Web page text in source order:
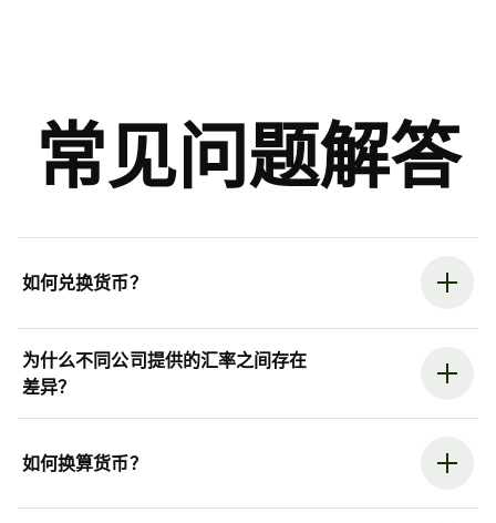
常见问题解答
如何兑换货币？
为什么不同公司提供的汇率之间存在
差异？
如何换算货币？